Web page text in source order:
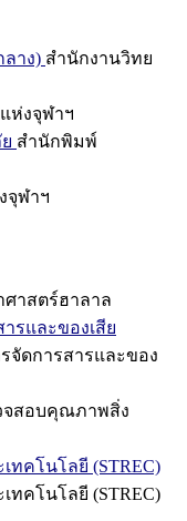
าง) สำนักงานวิทย
ห่งจุฬาฯ
สำนักพิมพ์
จุฬาฯ
ศาสตร์ฮาลาล
รและของเสีย
จัดการสารและของ
จสอบคุณภาพสิ่ง
ทคโนโลยี (STREC)
ทคโนโลยี (STREC)